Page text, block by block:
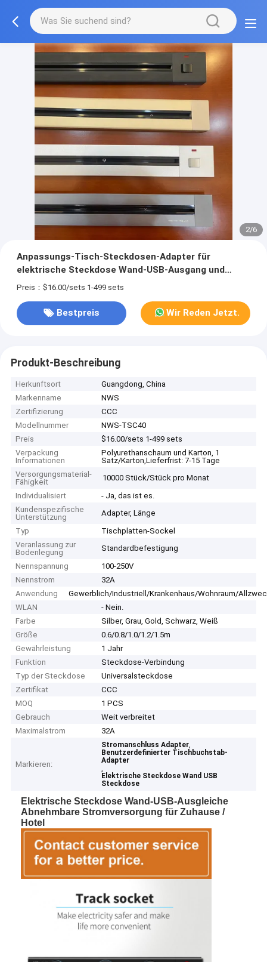
2/6
Anpassungs-Tisch-Steckdosen-Adapter für
elektrische Steckdose Wand-USB-Ausgang und
Stromanschluss
Preis：$16.00/sets 1-499 sets
Bestpreis Wir Reden Jetzt.
Produkt-Beschreibung
Herkunftsort
Guangdong, China
Markenname
NWS
Zertifizierung
CCC
Modellnummer
NWS-TSC40
Preis
$16.00/sets 1-499 sets
Verpackung
Informationen
Polyurethanschaum und Karton, 1
Satz/Karton,Lieferfrist: 7-15 Tage
Versorgungsmaterial-
Fähigkeit
10000 Stück/Stück pro Monat
Individualisiert
- Ja, das ist es.
Kundenspezifische
Unterstützung
Adapter, Länge
Typ
Tischplatten-Sockel
Veranlassung zur
Bodenlegung
Standardbefestigung
Nennspannung
100-250V
Nennstrom
32A
Anwendung
Gewerblich/Industriell/Krankenhaus/Wohnraum/
WLAN
- Nein.
Farbe
Silber, Grau, Gold, Schwarz, Weiß
Größe
0.6/0.8/1.0/1.2/1.5m
Gewährleistung
1 Jahr
Funktion
Steckdose-Verbindung
Typ der Steckdose
Universalsteckdose
Zertifikat
CCC
MOQ
1 PCS
Gebrauch
Weit verbreitet
Maximalstrom
32A
Markieren:
Stromanschluss Adapter,
Benutzerdefinierter Tischbuchstab-
Adapter
,
Elektrische Steckdose Wand USB
Steckdose
Elektrische Steckdose Wand-USB-Ausgleiche
Abnehmbare Stromversorgung für Zuhause /
Hotel